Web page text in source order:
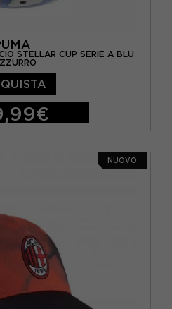
STELLAR CUP SERIE A BLU
NUOVO